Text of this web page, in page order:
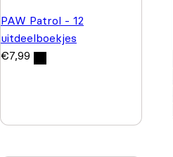
PAW Patrol - 12
uitdeelboekjes
€7,99